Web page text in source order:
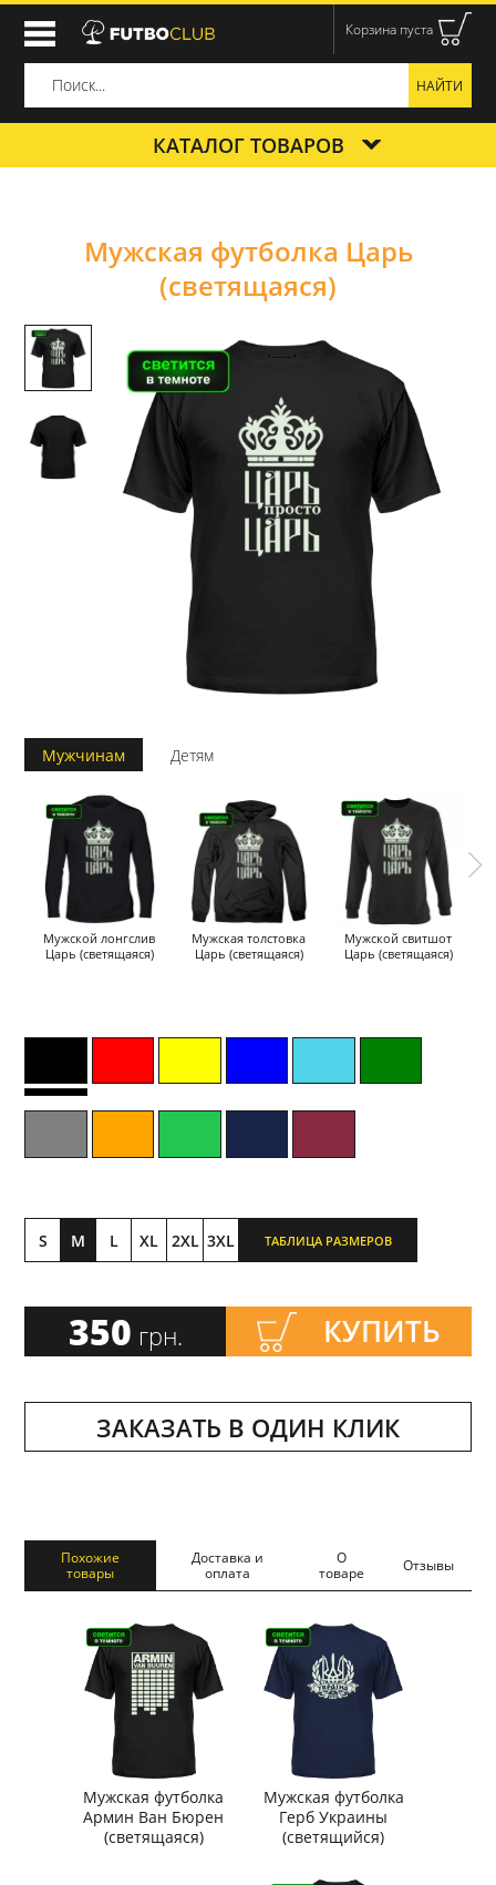
Корзина пуста
КАТАЛОГ ТОВАРОВ
Мужская футболка Царь
(светящаяся)
Мужчинам Детям
Мужской лонгслив
Царь (светящаяся)
Мужская толстовка
Царь (светящаяся)
Мужской свитшот
Царь (светящаяся)
S M L XL 2XL 3XL ТАБЛИЦА РАЗМЕРОВ
350 грн. КУПИТЬ
ЗАКАЗАТЬ В ОДИН КЛИК
Похожие
товары
Доставка и
оплата
О
товаре
Отзывы
Мужская футболка
Армин Ван Бюрен
(светящаяся)
Мужская футболка
Герб Украины
(светящийся)